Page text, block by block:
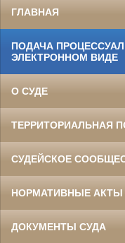
ГЛАВНАЯ
ПОДАЧА
ЭЛЕКТРОННОМ ВИДЕ
О СУДЕ
ТЕРРИТОРИАЛЬНАЯ
СУДЕЙСКОЕ
НОРМАТИВНЫЕ АКТЫ
ДОКУМЕНТЫ СУДА